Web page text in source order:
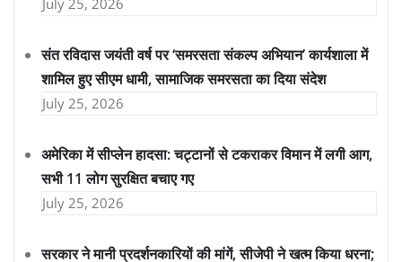
July 25, 2026
संत रविदास जयंती वर्ष पर ‘समरसता संकल्प अभियान’ कार्यशाला में
शामिल हुए सीएम धामी, सामाजिक समरसता का दिया संदेश
July 25, 2026
अमेरिका में सीप्लेन हादसा: चट्टानों से टकराकर विमान में लगी आग,
सभी 11 लोग सुरक्षित बचाए गए
July 25, 2026
सरकार ने मानी प्रदर्शनकारियों की मांगें, सीजेपी ने खत्म किया धरना;